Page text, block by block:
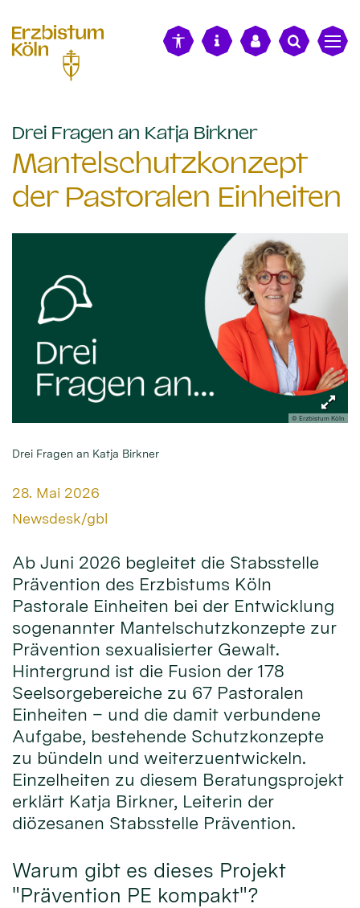
Drei Fragen an Katja Birkner:
Mantelschutzkonzept
der Pastoralen Einheiten
© Erzbistum Köln
Drei Fragen an Katja Birkner
Datum:
28. Mai 2026
Von:
Newsdesk/gbl
Ab Juni 2026 begleitet die Stabsstelle
Prävention des Erzbistums Köln
Pastorale Einheiten bei der Entwicklung
sogenannter Mantelschutzkonzepte zur
Prävention sexualisierter Gewalt.
Hintergrund ist die Fusion der 178
Seelsorgebereiche zu 67 Pastoralen
Einheiten – und die damit verbundene
Aufgabe, bestehende Schutzkonzepte
zu bündeln und weiterzuentwickeln.
Einzelheiten zu diesem Beratungsprojekt
erklärt Katja Birkner, Leiterin der
diözesanen Stabsstelle Prävention.
Warum gibt es dieses Projekt
"Prävention PE kompakt"?